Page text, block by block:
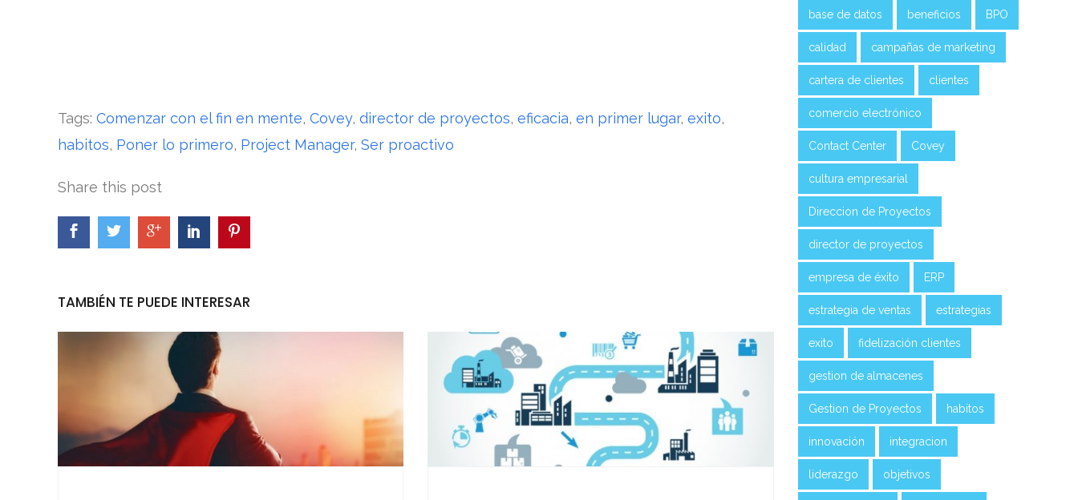
Tags: Comenzar con el fin en mente, Covey, director de proyectos, eficacia, en primer lugar, exito,
habitos, Poner lo primero, Project Manager, Ser proactivo
Share this post
TAMBIÉN TE PUEDE INTERESAR
base de datos beneficios BPO
calidad campañas de marketing
cartera de clientes clientes
comercio electrónico
Contact Center Covey
cultura empresarial
Direccion de Proyectos
director de proyectos
empresa de éxito ERP
estrategia de ventas estrategias
exito fidelización clientes
gestion de almacenes
Gestion de Proyectos habitos
innovación integracion
liderazgo objetivos